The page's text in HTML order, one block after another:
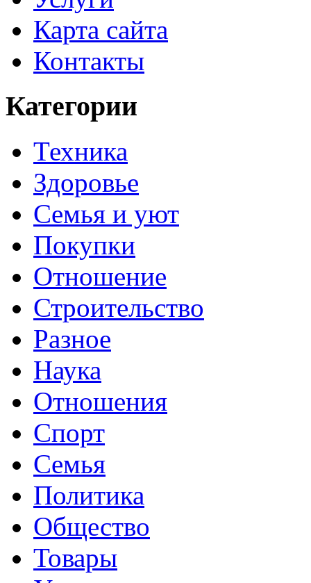
Карта сайта
Контакты
Категории
Техника
Здоровье
Семья и уют
Покупки
Отношение
Строительство
Разное
Наука
Отношения
Спорт
Семья
Политика
Общество
Товары